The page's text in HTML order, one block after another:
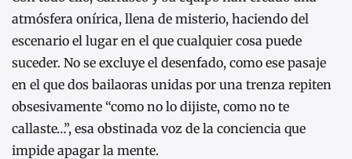
atmósfera onírica, llena de misterio, haciendo del
escenario el lugar en el que cualquier cosa puede
suceder. No se excluye el desenfado, como ese pasaje
en el que dos bailaoras unidas por una trenza repiten
obsesivamente “como no lo dijiste, como no te
callaste…”, esa obstinada voz de la conciencia que
impide apagar la mente.